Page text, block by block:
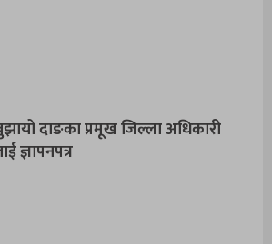
दाङका प्रमूख जिल्ला अधिकारी
ज्ञापनपत्र